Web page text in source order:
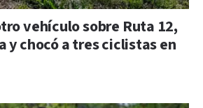
vehículo sobre Ruta 12,
y chocó a tres ciclistas en